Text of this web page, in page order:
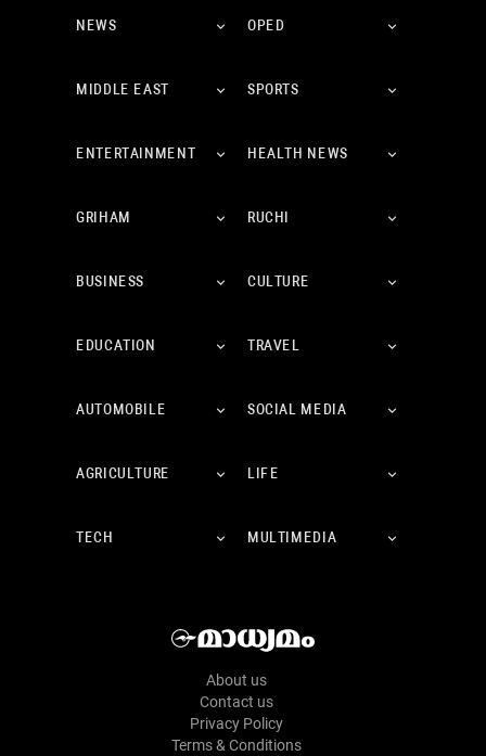
NEWS OPED
MIDDLE EAST SPORTS
ENTERTAINMENT HEALTH NEWS
GRIHAM RUCHI
BUSINESS CULTURE
EDUCATION TRAVEL
AUTOMOBILE SOCIAL MEDIA
AGRICULTURE LIFE
TECH MULTIMEDIA
About us
Contact us
Privacy Policy
Terms & Conditions